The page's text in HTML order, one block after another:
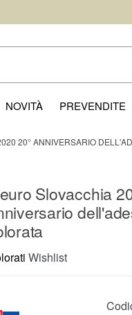
NOVITÀ PREVENDITE
20° ANNIVERSARIO
Slovacchia
Wishlist